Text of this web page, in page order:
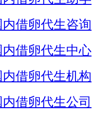
内借卵代生咨询
内借卵代生中心
内借卵代生机构
内借卵代生公司